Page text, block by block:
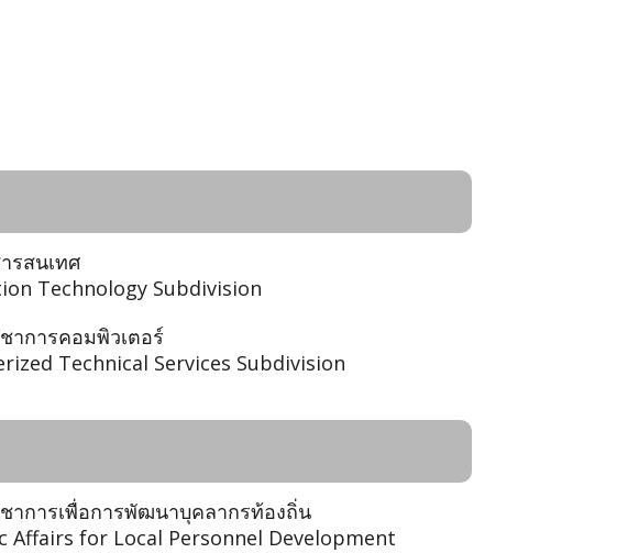
รสนเทศ
Technology Subdivision
าการคอมพิวเตอร์
Technical Services Subdivision
าการเพื่อการพัฒนาบุคลากรท้องถิ่น
Affairs for Local Personnel Development